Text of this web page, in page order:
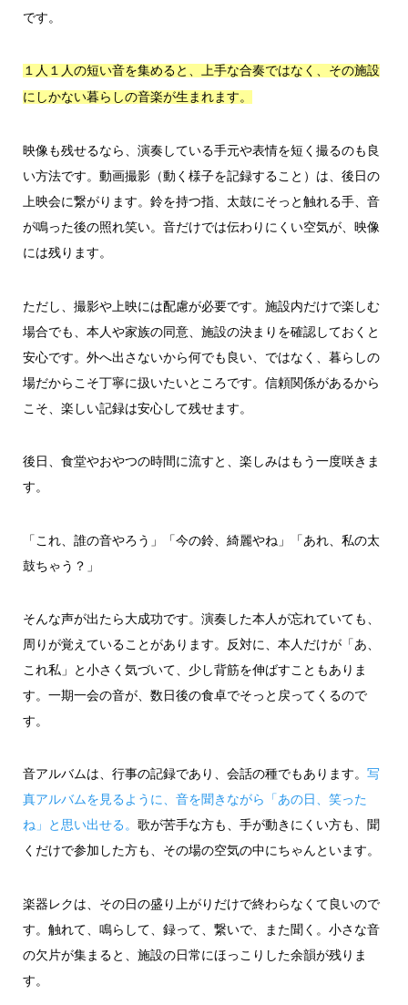
です。
１人１人の短い音を集めると、上手な合奏ではなく、その施設
にしかない暮らしの音楽が生まれます。
映像も残せるなら、演奏している手元や表情を短く撮るのも良
い方法です。動画撮影（動く様子を記録すること）は、後日の
上映会に繋がります。鈴を持つ指、太鼓にそっと触れる手、音
が鳴った後の照れ笑い。音だけでは伝わりにくい空気が、映像
には残ります。
ただし、撮影や上映には配慮が必要です。施設内だけで楽しむ
場合でも、本人や家族の同意、施設の決まりを確認しておくと
安心です。外へ出さないから何でも良い、ではなく、暮らしの
場だからこそ丁寧に扱いたいところです。信頼関係があるから
こそ、楽しい記録は安心して残せます。
後日、食堂やおやつの時間に流すと、楽しみはもう一度咲きま
す。
「これ、誰の音やろう」「今の鈴、綺麗やね」「あれ、私の太
鼓ちゃう？」
そんな声が出たら大成功です。演奏した本人が忘れていても、
周りが覚えていることがあります。反対に、本人だけが「あ、
これ私」と小さく気づいて、少し背筋を伸ばすこともありま
す。一期一会の音が、数日後の食卓でそっと戻ってくるので
す。
音アルバムは、行事の記録であり、会話の種でもあります。 写
真アルバムを見るように、音を聞きながら「あの日、笑った
ね」と思い出せる。 歌が苦手な方も、手が動きにくい方も、聞
くだけで参加した方も、その場の空気の中にちゃんといます。
楽器レクは、その日の盛り上がりだけで終わらなくて良いので
す。触れて、鳴らして、録って、繋いで、また聞く。小さな音
の欠片が集まると、施設の日常にほっこりした余韻が残りま
す。